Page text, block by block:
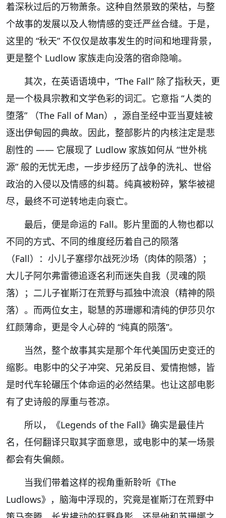
着深秋过后的万物萧条。这种自然景致的荣枯，与整
个故事的发展以及人物情感的变迁严丝合缝。于是，
这里的 “秋天” 不仅仅是故事发生的时间和地理背景，
更是整个 Ludlow 家族走向没落的宿命隐喻。
其次，在英语语境中， “The Fall” 除了指秋天，更
是一个极具宗教和文学色彩的词汇。它意指 “人类的
堕落” （The Fall of Man）
，源自圣经中亚当夏娃被
逐出伊甸园的典故。因此，整部影片的内核注定是悲
剧性的 —— 它展现了 Ludlow 家族如何从 “世外桃
源” 般的无忧无虑，一步步经历了战争的洗礼、世俗
政治的入侵以及情感的纠葛。纯真被粉碎，繁华被褪
尽，最终不可逆转地走向衰亡。
最后，便是命运的 Fall。 影片里面的人物也都以
不同的方式、不同的维度经历着自己的陨落
（Fall）：小儿子塞缪尔战死沙场（肉体的陨落）；
大儿子阿尔弗雷德追逐名利而迷失自我（灵魂的陨
落）；二儿子崔斯汀在荒野与孤独中流浪（精神的陨
落）。而两位女主，聪慧的苏珊娜和清纯的伊莎贝尔
红颜薄命，更是令人心碎的 “纯真的陨落”。
当然，整个故事其实是那个年代美国历史变迁的
缩影。电影中的父子冲突、兄弟反目、爱情抱憾，皆
是时代车轮碾压个体命运的必然结果。也让这部电影
有了史诗般的厚重与苍凉。
所以，《Legends of the Fall》确实是最佳片
名，任何翻译只取其字面意思，或电影中的某一场景
都会有失偏颇。
当我们带着这样的视角重新聆听《The
Ludlows》，脑海中浮现的，究竟是崔斯汀在荒野中